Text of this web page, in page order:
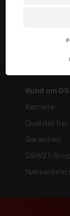
du
Rund um
Karriere
Qualität bei
Garantien
DSW21-